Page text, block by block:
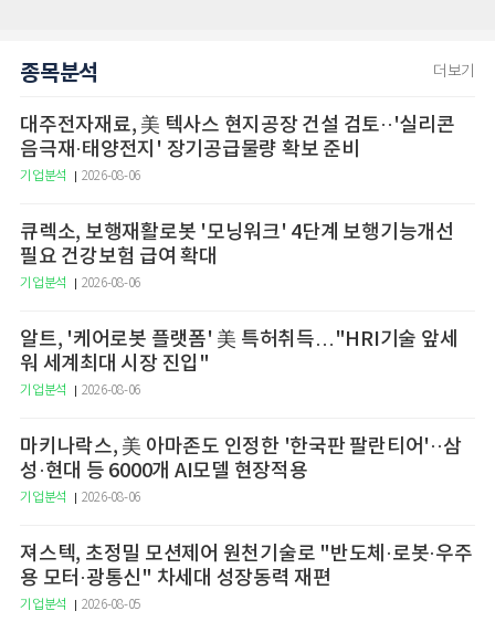
종목분석 더보기
대주전자재료, 美 텍사스 현지공장 건설 검토··'실리콘
음극재·태양전지' 장기공급물량 확보 준비
기업분석 2026-08-06
큐렉소, 보행재활로봇 '모닝워크' 4단계 보행기능개선
필요 건강보험 급여 확대
기업분석 2026-08-06
알트, '케어로봇 플랫폼' 美 특허취득…"HRI기술 앞세
워 세계최대 시장 진입"
기업분석 2026-08-06
마키나락스, 美 아마존도 인정한 '한국판 팔란티어'··삼
성·현대 등 6000개 AI모델 현장적용
기업분석 2026-08-06
져스텍, 초정밀 모션제어 원천기술로 "반도체·로봇·우주
용 모터·광통신" 차세대 성장동력 재편
기업분석 2026-08-05